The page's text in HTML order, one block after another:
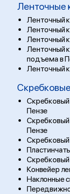
Ленточные
Ленточный
Ленточный
Ленточный
Ленточный
подъема в
Ленточный
Скребковый
Пензе
Скребковый
Пензе
Скребковый
Конвейер
Наклонные